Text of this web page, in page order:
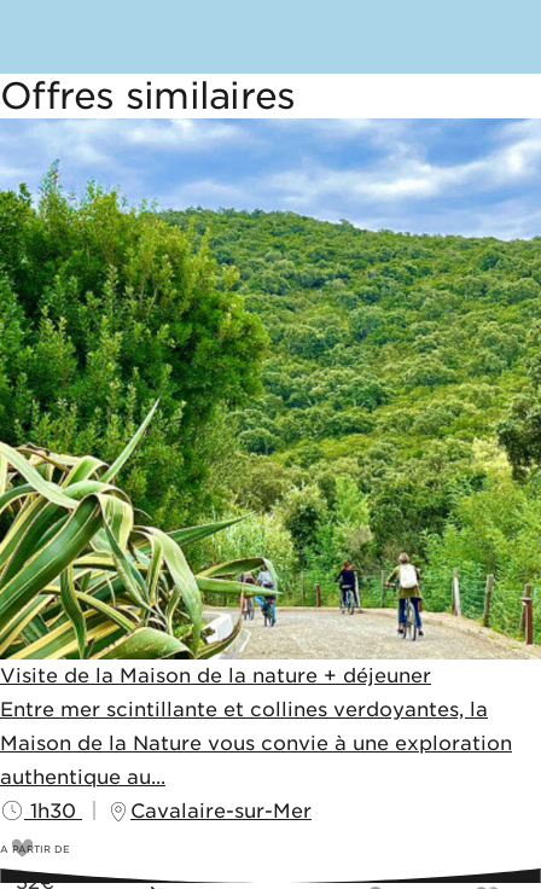
Offres similaires
Visite de la Maison de la nature + déjeuner
Entre mer scintillante et collines verdoyantes, la
Maison de la Nature vous convie à une exploration
authentique au...
1h30
Cavalaire-sur-Mer
A PARTIR DE
32€